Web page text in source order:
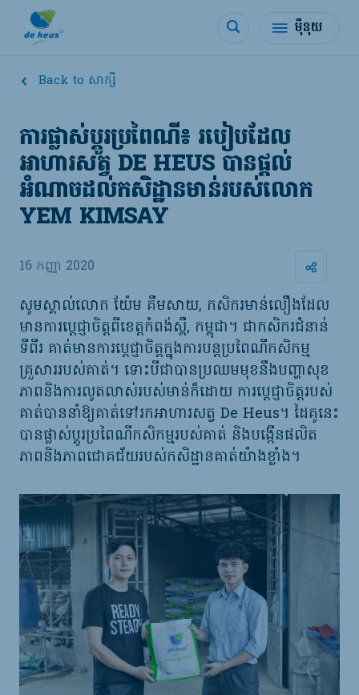
ម៉ឺនុយ
Back to សាក្សី
ការផ្លាស់ប្តូរប្រពៃណី៖ របៀបដែល
អាហារសត្វ DE HEUS បានផ្តល់
អំណាចដល់កសិដ្ឋានមាន់របស់លោក
YEM KIMSAY
16 កញ្ញា 2020
សូមស្គាល់លោក យ៉ែម គឹមសាយ, កសិករមាន់លឿងដែល
មានការប្តេជ្ញាចិត្តពីខេត្តកំពង់ស្ពឺ, កម្ពុជា។ ជាកសិករជំនាន់
ទីពីរ គាត់មានការប្តេជ្ញាចិត្តក្នុងការបន្តប្រពៃណីកសិកម្ម
គ្រួសាររបស់គាត់។ ទោះបីជាបានប្រឈមមុខនឹងបញ្ហាសុខ
ភាពនិងការលូតលាស់របស់មាន់ក៏ដោយ ការប្តេជ្ញាចិត្តរបស់
គាត់បាននាំឱ្យគាត់ទៅរកអាហារសត្វ De Heus។ ដៃគូនេះ
បានផ្លាស់ប្តូរប្រពៃណីកសិកម្មរបស់គាត់ និងបង្កើនផលិត
ភាពនិងភាពជោគជ័យរបស់កសិដ្ឋានគាត់យ៉ាងខ្លាំង។